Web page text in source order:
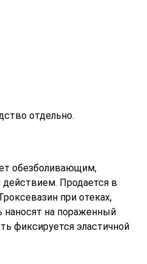
отдельно.
обезболивающим,
Продается в
при отеках,
наносят на пораженный
фиксируется эластичной